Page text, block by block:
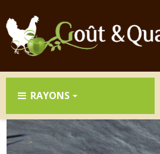
RAYONS